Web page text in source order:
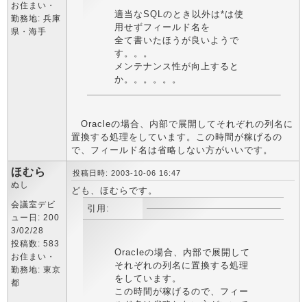
お住まい・
勤務地: 兵庫
県・海手
適当なSQLのとき以外は*は使
用せずフィールド名を
全て書いたほうが良いようで
す。。。
メンテナンス性が向上すると
か。。。。。。
Oracleの場合、内部で展開してそれぞれの列名に
置換する処理をしています。この時間が稼げるの
で、フィールド名は省略しない方がいいです。
ほむら
ぬし
会議室デビ
ュー日: 200
3/02/28
投稿数: 583
お住まい・
勤務地: 東京
都
投稿日時: 2003-10-06 16:47
ども、ほむらです。
引用:
Oracleの場合、内部で展開して
それぞれの列名に置換する処理
をしています。
この時間が稼げるので、フィー